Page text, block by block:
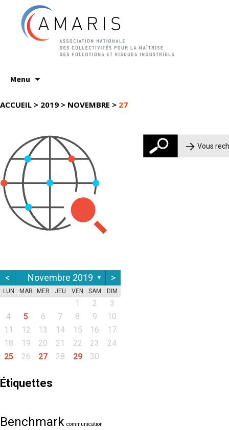
Menu
au
ACCUEIL > 2019 > NOVEMBRE > 27
Rechercher :
< Novembre 2019 ▼ >
LUN MAR MER JEU VEN SAM DIM
1 2
3
4
5 6 7 8 9
10
11
12 13 14 15 16
17
18
19 20 21 22 23
24
25
26 27 28 29 30
Étiquettes
Benchmark communication